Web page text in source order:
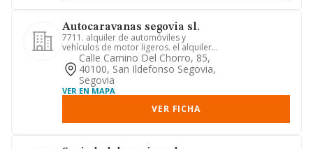
Autocaravanas segovia sl.
7711. alquiler de automóviles y
vehículos de motor ligeros. el alquiler y
compraventa de autocarava...
Calle Camino Del Chorro, 85,
40100, San Ildefonso Segovia,
Segovia
VER EN MAPA
VER FICHA